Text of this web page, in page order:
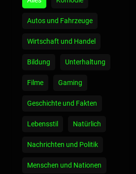
Autos und Fahrzeuge
Wirtschaft und Handel
Bildung Unterhaltung
Filme Gaming
Geschichte und Fakten
Lebensstil Natürlich
Nachrichten und Politik
Menschen und Nationen